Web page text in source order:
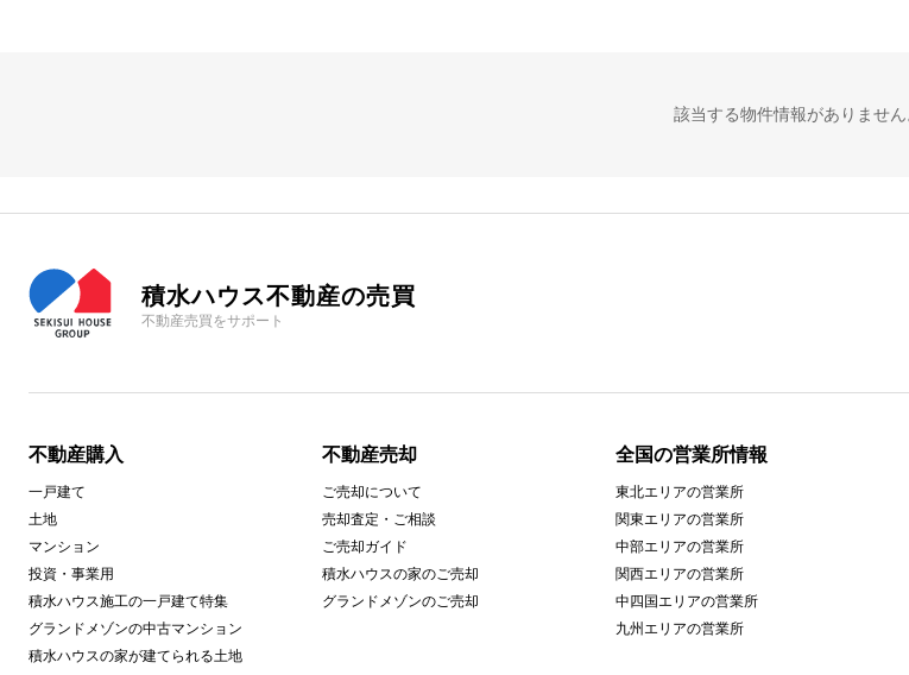
該当する物件情報がありません
積水ハウス不動産の売買
不動産売買をサポート
不動産購入
一戸建て
土地
マンション
投資・事業用
積水ハウス施工の一戸建て特集
グランドメゾンの中古マンション
積水ハウスの家が建てられる土地
不動産売却
ご売却について
売却査定・ご相談
ご売却ガイド
積水ハウスの家のご売却
グランドメゾンのご売却
全国の営業所情報
東北エリアの営業所
関東エリアの営業所
中部エリアの営業所
関西エリアの営業所
中四国エリアの営業所
九州エリアの営業所